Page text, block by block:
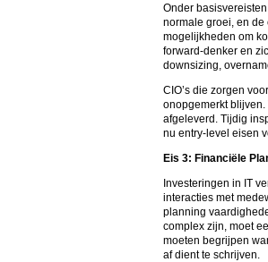
Onder
normale groei, en de
mogelijkheden om
forward-denker en
downsizing,
CIO’s die zorgen
onopgemerkt
afgeleverd. Tijdig
nu entry-level eisen
Eis 3: Financiële
Investeringen in IT
interacties met
planning
complex zijn, moet
moeten begrijpen
af dient te schrijven.